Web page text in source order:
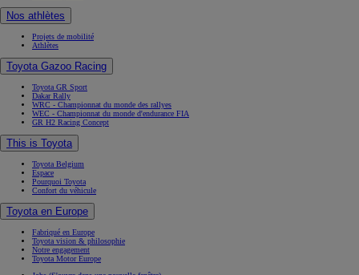
Nos athlètes
Projets de mobilité
Athlètes
Toyota Gazoo Racing
Toyota GR Sport
Dakar Rally
WRC - Championnat du monde des rallyes
WEC - Championnat du monde d'endurance FIA
GR H2 Racing Concept
This is Toyota
Toyota Belgium
Espace
Pourquoi Toyota
Confort du véhicule
Toyota en Europe
Fabriqué en Europe
Toyota vision & philosophie
Notre engagement
Toyota Motor Europe